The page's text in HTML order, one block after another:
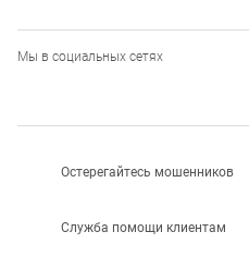
Мы в социальных сетях
Остерегайтесь мошенников
Служба помощи клиентам